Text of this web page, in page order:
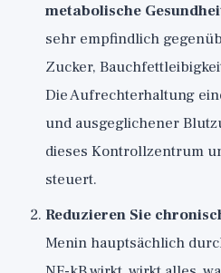
metabolische
sehr empfindlich
Zucker,
Die Aufrechterhaltung
und ausgeglichener
dieses Kontrollzentrum
steuert.
Reduzieren Sie
Menin hauptsächlich